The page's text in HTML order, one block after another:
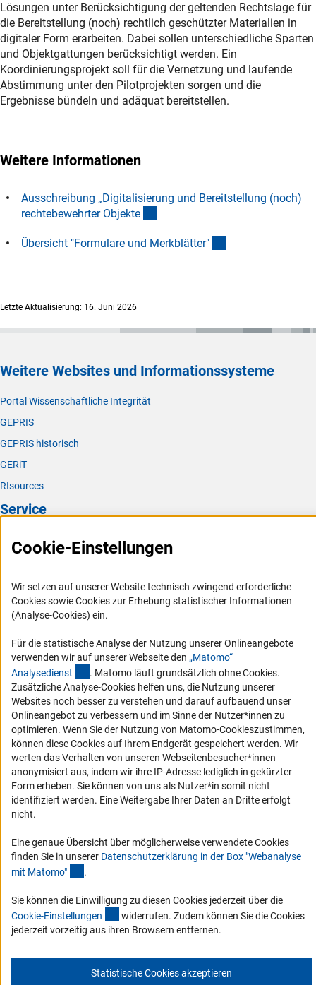
Lösungen unter Berücksichtigung der geltenden Rechtslage für
die Bereitstellung (noch) rechtlich geschützter Materialien in
digitaler Form erarbeiten. Dabei sollen unterschiedliche Sparten
und Objektgattungen berücksichtigt werden. Ein
Koordinierungsprojekt soll für die Vernetzung und laufende
Abstimmung unter den Pilotprojekten sorgen und die
Ergebnisse bündeln und adäquat bereitstellen.
Weitere Informationen
Ausschreibung „Digitalisierung und Bereitstellung (noch)
rechtebewehrter Objekte
Übersicht "Formulare und Merkblätter"
Letzte Aktualisierung: 16. Juni 2026
Weitere Websites und Informationssysteme
Portal Wissenschaftliche Integrität
GEPRIS
GEPRIS historisch
GERiT
RIsources
Service
Presse
Karriere
Logo und Corporate Design
RSS-Feeds
Compliance
Vergabeverfahren
Barrierefreiheit
Service und Informationen für Menschen mit Behinderungen
Erklärung zur Barrierefreiheit
Barriere melden
DFG-aktuell
Erhalten Sie Neuigkeiten aus der DFG direkt in Ihr Mailpostfach oder
Zum Newsletter
Cookie-Einstellungen
Wir setzen auf unserer Website technisch zwingend erforderliche
Cookies sowie Cookies zur Erhebung statistischer Informationen
(Analyse-Cookies) ein.
Für die statistische Analyse der Nutzung unserer Onlineangebote
verwenden wir auf unserer Webseite den „Matomo“
Analysedienst (externer Link)
. Matomo läuft grundsätzlich ohne Cookies.
Zusätzliche Analyse-Cookies helfen uns, die Nutzung unserer
Websites noch besser zu verstehen und darauf aufbauend unser
Onlineangebot zu verbessern und im Sinne der Nutzer*innen zu
optimieren. Wenn Sie der Nutzung von Matomo-Cookieszustimmen,
können diese Cookies auf Ihrem Endgerät gespeichert werden. Wir
werten das Verhalten von unseren Webseitenbesucher*innen
anonymisiert aus, indem wir ihre IP-Adresse lediglich in gekürzter
Form erheben. Sie können von uns als Nutzer*in somit nicht
identifiziert werden. Eine Weitergabe Ihrer Daten an Dritte erfolgt
nicht.
Eine genaue Übersicht über möglicherweise verwendete Cookies
finden Sie in unserer Datenschutzerklärung in der Box "Webanalyse
mit Matomo" .
Sie können die Einwilligung zu diesen Cookies jederzeit über die
Cookie-Einstellungen (interner Link)
widerrufen. Zudem können Sie die Cookies
jederzeit vorzeitig aus ihren Browsern entfernen.
Statistische Cookies akzeptieren